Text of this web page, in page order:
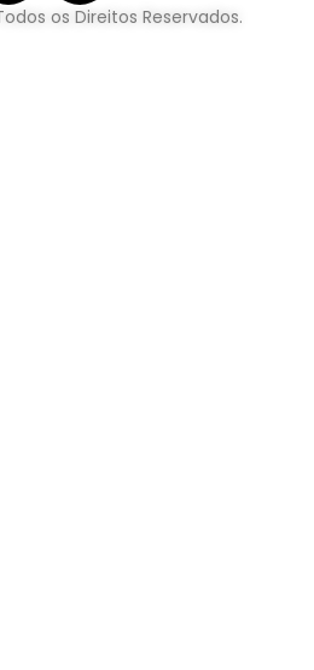
os Direitos Reservados.